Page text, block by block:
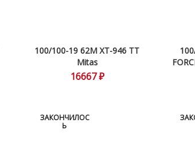
100/100-19 62M XT-946 TT
Mitas
16667 ₽
ЗАКОНЧИЛОС
Ь